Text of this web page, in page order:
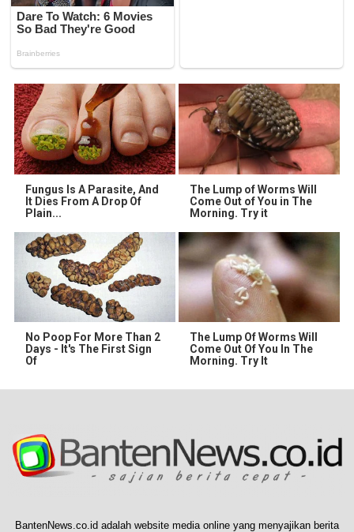
Fungus Is A Parasite, And
It Dies From A Drop Of
Plain...
The Lump of Worms Will
Come Out of You in The
Morning. Try it
No Poop For More Than 2
Days - It's The First Sign
Of
The Lump Of Worms Will
Come Out Of You In The
Morning. Try It
BantenNews.co.id adalah website media online yang menyajikan berita